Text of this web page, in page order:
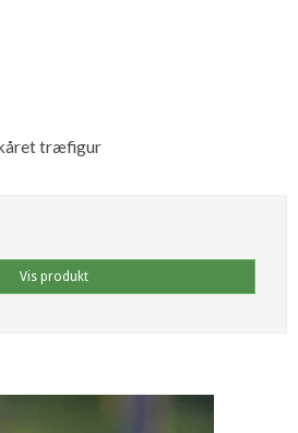
træfigur
Vis produkt